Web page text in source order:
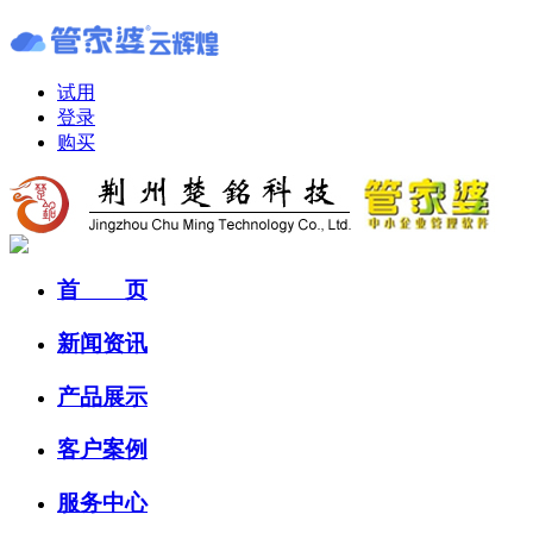
试用
登录
购买
首 页
新闻资讯
产品展示
客户案例
服务中心